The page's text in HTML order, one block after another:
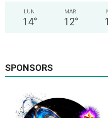
LUN
14°
MAR
12°
SPONSORS